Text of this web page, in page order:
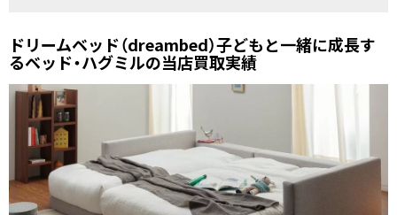
ドリームベッド（dreambed）子どもと一緒に成長す
るベッド・ハグミルの当店買取実績